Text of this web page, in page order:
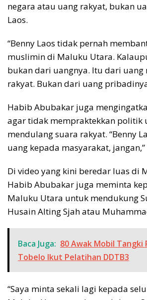
negara atau uang rakyat, bukan
Laos.
“Benny Laos tidak pernah
muslimin di Maluku Utara.
bukan dari uangnya. Itu dari uang
rakyat. Bukan dari uang
Habib Abubakar juga
agar tidak mempraktekkan politik
mendulang suara rakyat. “Benny
uang kepada masyarakat,
Di video yang kini beredar luas di
Habib Abubakar juga meminta
Maluku Utara untuk mendukung
Husain Alting Sjah atau
Baca Juga: 80 Awak Mobil Tangki
Tobelo Ikut Pelatihan DDTB3
“Saya minta sekali lagi kepada